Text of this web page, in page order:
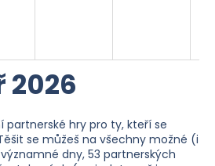
2026
partnerské hry pro ty, kteří se
se můžeš na všechny možné (i
dny, 53 partnerských